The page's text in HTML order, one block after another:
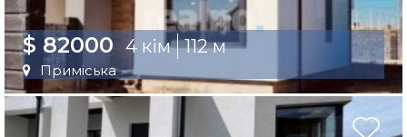
$ 82000 4 кім 112 м
Приміська